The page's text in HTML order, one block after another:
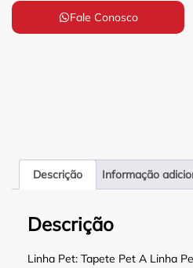
Fale Conosco
Descrição Informação
Descrição
Linha Pet: Tapete Pet A Linha